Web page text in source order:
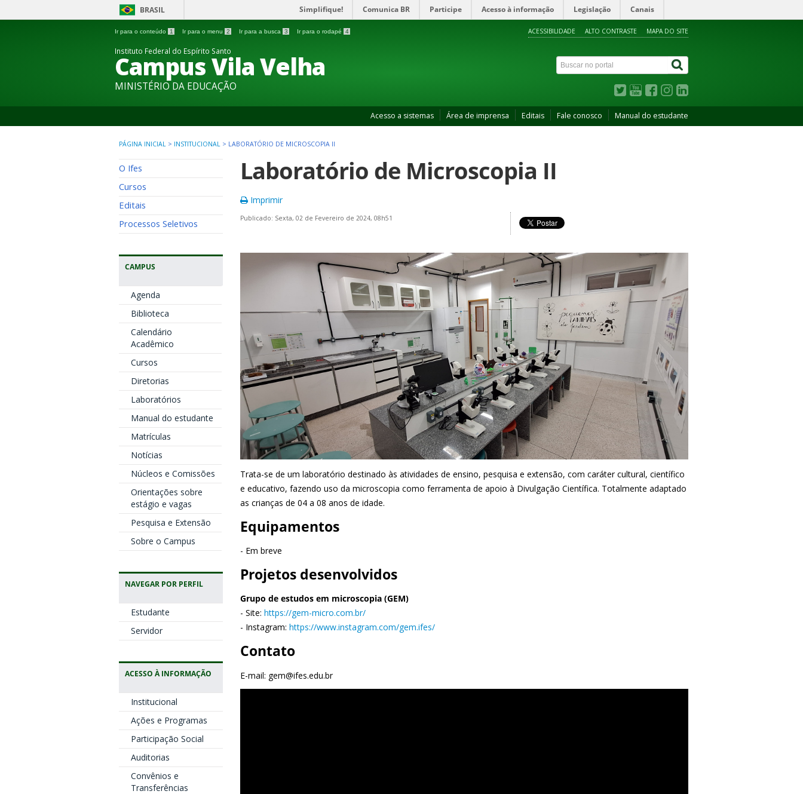
BRASIL Simplifique! Comunica BR Participe Acesso à informação Legislação Canais
Ir para o conteúdo 1 Ir para o menu 2 Ir para a busca 3 Ir para o rodapé 4 ACESSIBILIDADE ALTO CONTRASTE MAPA DO SITE
Instituto Federal do Espírito Santo
Campus Vila Velha
MINISTÉRIO DA EDUCAÇÃO
Acesso a sistemas Área de imprensa Editais Fale conosco Manual do estudante
PÁGINA INICIAL > INSTITUCIONAL > LABORATÓRIO DE MICROSCOPIA II
O Ifes
Cursos
Editais
Processos Seletivos
CAMPUS
Agenda
Biblioteca
Calendário
Acadêmico
Cursos
Diretorias
Laboratórios
Manual do estudante
Matrículas
Notícias
Núcleos e Comissões
Orientações sobre
estágio e vagas
Pesquisa e Extensão
Sobre o Campus
NAVEGAR POR PERFIL
Estudante
Servidor
ACESSO À INFORMAÇÃO
Institucional
Ações e Programas
Participação Social
Auditorias
Convênios e
Transferências
Laboratório de Microscopia II
Imprimir
Publicado: Sexta, 02 de Fevereiro de 2024, 08h51
Trata-se de um laboratório destinado às atividades de ensino, pesquisa e extensão, com caráter cultural, científico
e educativo, fazendo uso da microscopia como ferramenta de apoio à Divulgação Científica. Totalmente adaptado
as crianças de 04 a 08 anos de idade.
Equipamentos
- Em breve
Projetos desenvolvidos
Grupo de estudos em microscopia (GEM)
- Site: https://gem-micro.com.br/
- Instagram: https://www.instagram.com/gem.ifes/
Contato
E-mail: gem@ifes.edu.br